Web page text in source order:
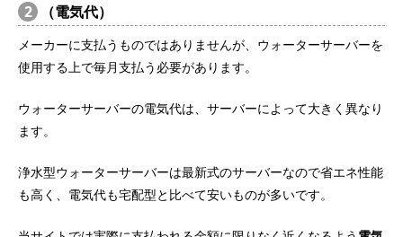
2 （電気代）
メーカーに支払うものではありませんが、ウォーターサーバーを
使用する上で毎月支払う必要があります。
ウォーターサーバーの電気代は、サーバーによって大きく異なり
ます。
浄水型ウォーターサーバーは最新式のサーバーなので省エネ性能
も高く、電気代も宅配型と比べて安いものが多いです。